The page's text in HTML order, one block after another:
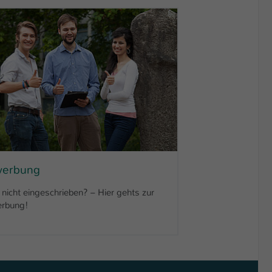
eingeschrieben? – Hier gehts zur